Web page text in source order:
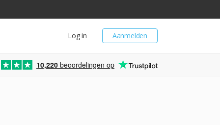
Aanmelden
Log in
10,220 beoordelingen op